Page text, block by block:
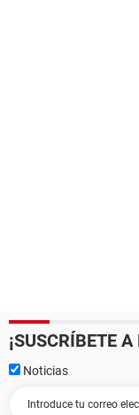
¡SUSCRÍBETE
Noticias